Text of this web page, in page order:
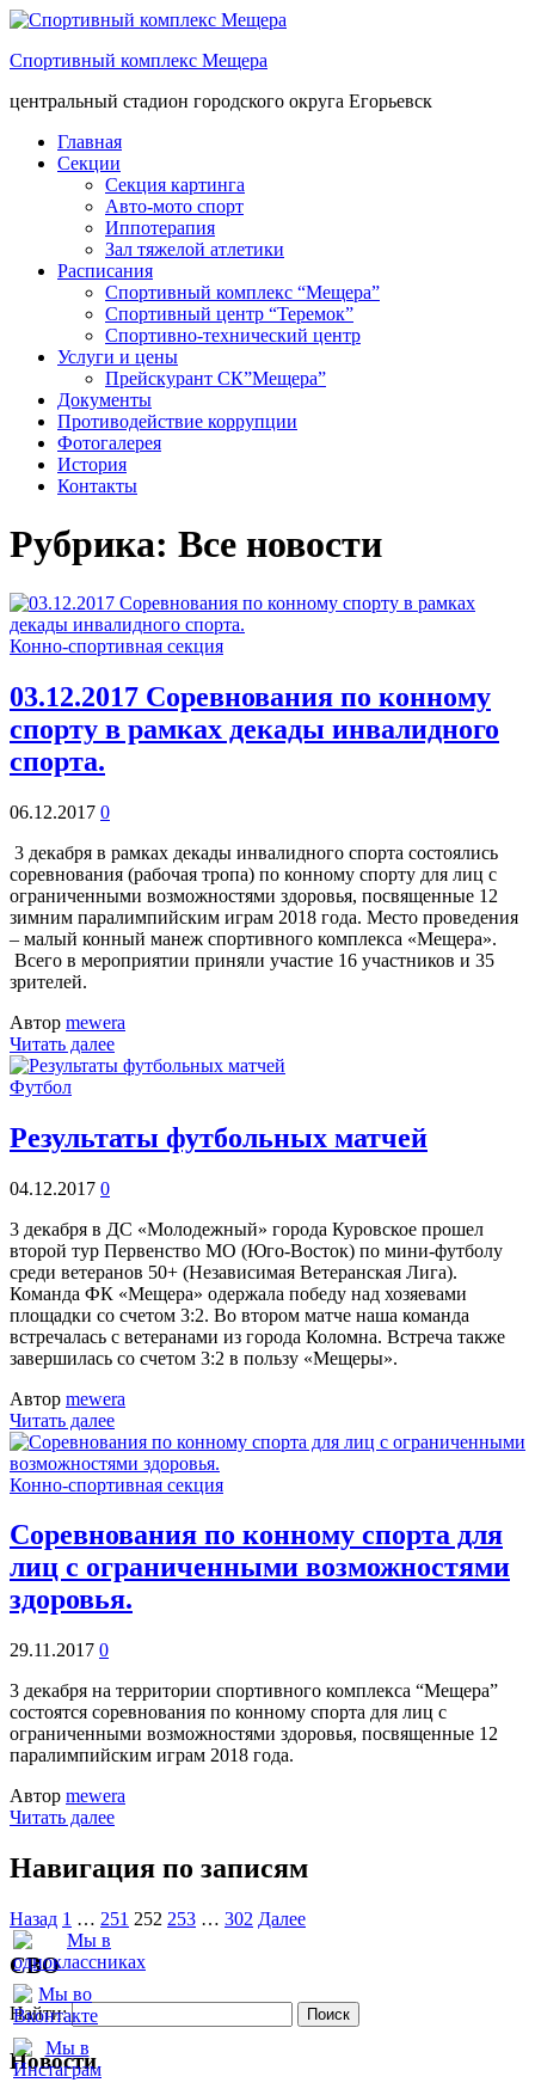
Спортивный комплекс Мещера
центральный стадион городского округа Егорьевск
Главная
Секции
Секция картинга
Авто-мото спорт
Иппотерапия
Зал тяжелой атлетики
Расписания
Спортивный комплекс “Мещера”
Спортивный центр “Теремок”
Спортивно-технический центр
Услуги и цены
Прейскурант СК”Мещера”
Документы
Противодействие коррупции
Фотогалерея
История
Контакты
Рубрика: Все новости
Конно-спортивная секция
03.12.2017 Соревнования по конному
спорту в рамках декады инвалидного
спорта.
06.12.2017 0
3 декабря в рамках декады инвалидного спорта состоялись
соревнования (рабочая тропа) по конному спорту для лиц с
ограниченными возможностями здоровья, посвященные 12
зимним паралимпийским играм 2018 года. Место проведения
– малый конный манеж спортивного комплекса «Мещера».
Всего в мероприятии приняли участие 16 участников и 35
зрителей.
Автор mewera
Читать далее
Футбол
Результаты футбольных матчей
04.12.2017 0
3 декабря в ДС «Молодежный» города Куровское прошел
второй тур Первенство МО (Юго-Восток) по мини-футболу
среди ветеранов 50+ (Независимая Ветеранская Лига).
Команда ФК «Мещера» одержала победу над хозяевами
площадки со счетом 3:2. Во втором матче наша команда
встречалась с ветеранами из города Коломна. Встреча также
завершилась со счетом 3:2 в пользу «Мещеры».
Автор mewera
Читать далее
Конно-спортивная секция
Соревнования по конному спорта для
лиц с ограниченными возможностями
здоровья.
29.11.2017 0
3 декабря на территории спортивного комплекса “Мещера”
состоятся соревнования по конному спорта для лиц с
ограниченными возможностями здоровья, посвященные 12
паралимпийским играм 2018 года.
Автор mewera
Читать далее
Навигация по записям
Назад 1 … 251 252 253 … 302 Далее
СВО
Найти:
Новости